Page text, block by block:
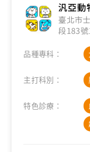
汎亞動
臺北市
段183
品種專科：
主打科別：
特色診療：